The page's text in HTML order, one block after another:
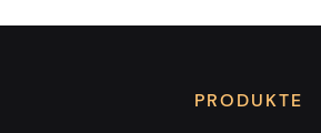
PRODUKTE